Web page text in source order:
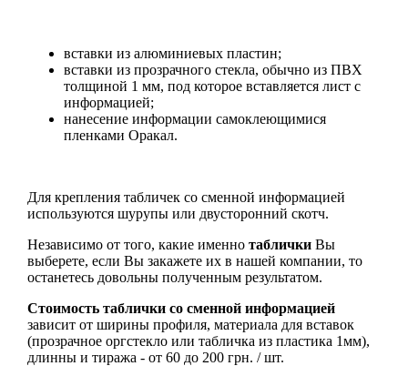
вставки из алюминиевых пластин;
вставки из прозрачного стекла, обычно из ПВХ
толщиной 1 мм, под которое вставляется лист с
информацией;
нанесение информации самоклеющимися
пленками Оракал.
Для крепления табличек со сменной информацией
используются шурупы или двусторонний скотч.
Независимо от того, какие именно табличкиВы
выберете, если Вы закажете их в нашей компании, то
останетесь довольны полученным результатом.
Стоимость таблички со сменной информацией
зависит от ширины профиля, материала для вставок
(прозрачное оргстекло или табличка из пластика 1мм),
длинны и тиража - от 60 до 200 грн. / шт.